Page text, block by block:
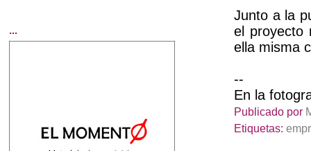
Junto a la
el proyecto
ella misma
--
En la
Publicado por
Etiquetas:
...